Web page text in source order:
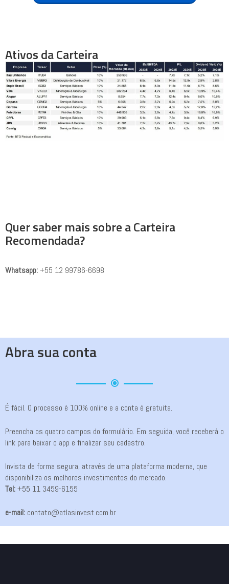
Ativos da Carteira
Quer saber mais sobre a Carteira
Recomendada?
Whatsapp:+55 12 99786-6698
Abra sua conta
É fácil. O processo é 100% online e a conta é gratuita.
Preencha os quatro campos do formulário. Em seguida, você receberá o
link para baixar o app e finalizar seu cadastro.
Invista de forma segura, através de uma plataforma moderna, que
disponibiliza os melhores investimentos do mercado.
Tel:+55 11 3459-6155
e-mail: contato@atlasinvest.com.br